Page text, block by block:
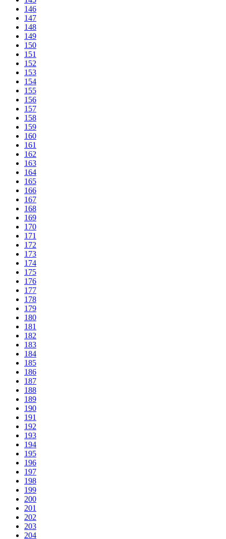
146
147
148
149
150
151
152
153
154
155
156
157
158
159
160
161
162
163
164
165
166
167
168
169
170
171
172
173
174
175
176
177
178
179
180
181
182
183
184
185
186
187
188
189
190
191
192
193
194
195
196
197
198
199
200
201
202
203
204